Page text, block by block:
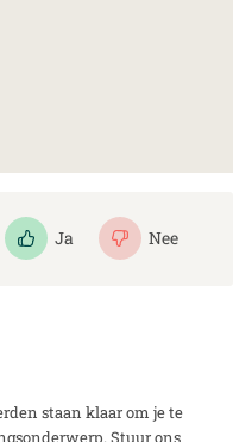
Ja Nee
staan klaar om je te
Stuur ons